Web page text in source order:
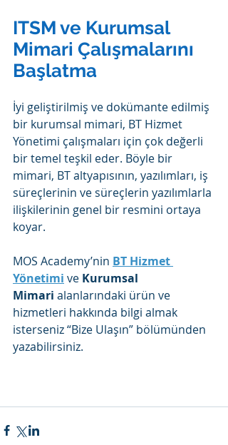
ITSM ve Kurumsal
Mimari Çalışmalarını
Başlatma
İyi geliştirilmiş ve dokümante edilmiş
bir kurumsal mimari, BT Hizmet
Yönetimi çalışmaları için çok değerli
bir temel teşkil eder. Böyle bir
mimari, BT altyapısının, yazılımları, iş
süreçlerinin ve süreçlerin yazılımlarla
ilişkilerinin genel bir resmini ortaya
koyar.
MOS Academy’nin BT Hizmet
Yönetimi ve Kurumsal
Mimari alanlarındaki ürün ve
hizmetleri hakkında bilgi almak
isterseniz “Bize Ulaşın” bölümünden
yazabilirsiniz.